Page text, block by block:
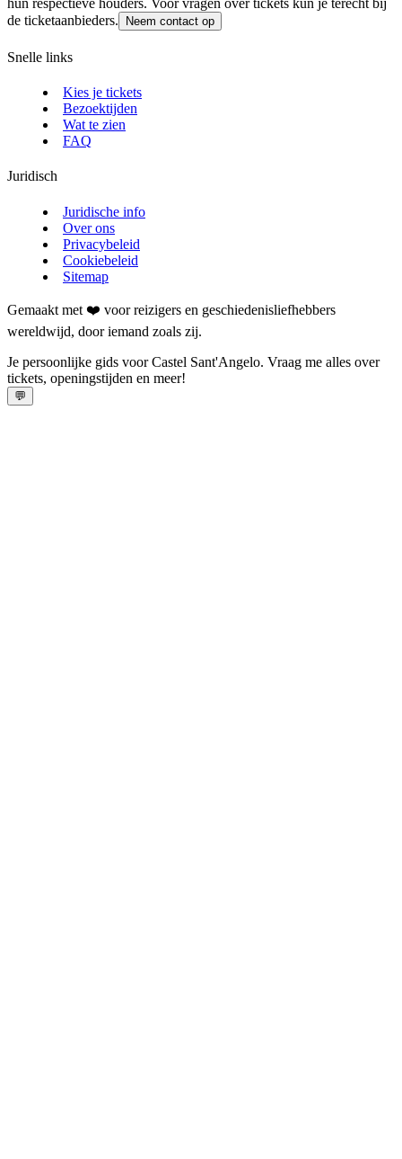
de ticketaanbieders.
Neem contact op
Snelle links
Kies je tickets
Bezoektijden
Wat te zien
FAQ
Juridisch
Juridische info
Over ons
Privacybeleid
Cookiebeleid
Sitemap
Gemaakt met ❤️ voor reizigers en geschiedenisliefhebbers
wereldwijd, door iemand zoals zij.
Je persoonlijke gids voor Castel Sant'Angelo. Vraag me alles over
tickets, openingstijden en meer!
💬